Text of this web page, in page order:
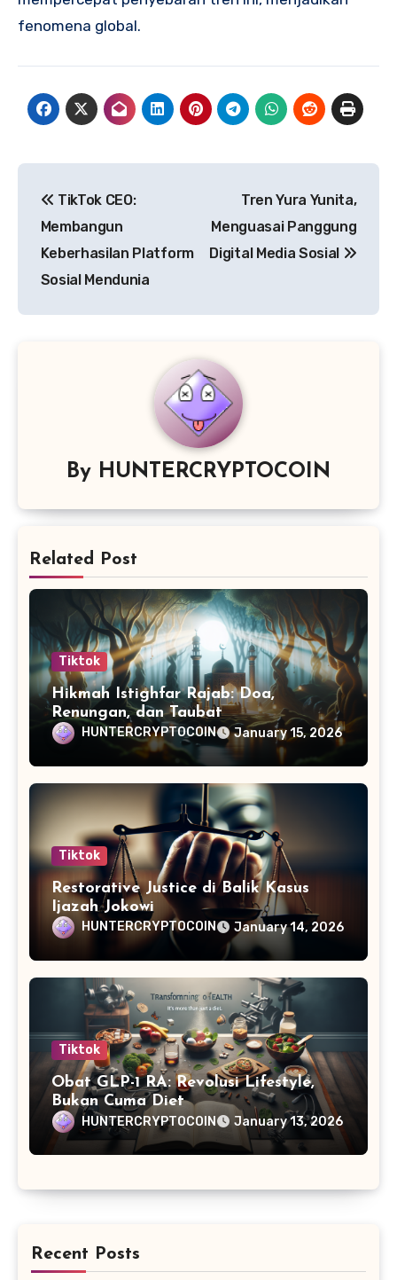
fenomena global.
navigation
TikTok CEO:
Membangun
Keberhasilan Platform
Sosial Mendunia
Tren Yura Yunita,
Menguasai Panggung
Digital Media Sosial
By HUNTERCRYPTOCOIN
Related Post
Tiktok
Hikmah Istighfar Rajab: Doa,
Renungan, dan Taubat
HUNTERCRYPTOCOIN January 15, 2026
Tiktok
Restorative Justice di Balik Kasus
Ijazah Jokowi
HUNTERCRYPTOCOIN January 14, 2026
Tiktok
Obat GLP-1 RA: Revolusi Lifestyle,
Bukan Cuma Diet
HUNTERCRYPTOCOIN January 13, 2026
Recent Posts